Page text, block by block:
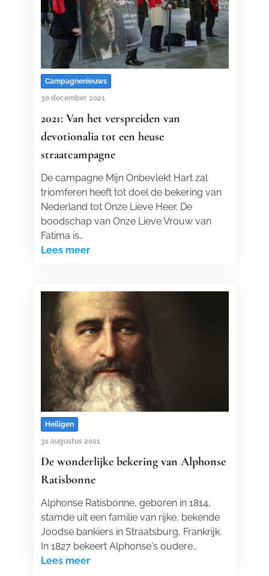
Campagnenieuws
30 december 2021
2021: Van het verspreiden van
devotionalia tot een heuse
straatcampagne
De campagne Mijn Onbevlekt Hart zal
triomferen heeft tot doel de bekering van
Nederland tot Onze Lieve Heer. De
boodschap van Onze Lieve Vrouw van
Fatima is…
Lees meer
Heiligen
31 augustus 2021
De wonderlijke bekering van Alphonse
Ratisbonne
Alphonse Ratisbonne, geboren in 1814,
stamde uit een familie van rijke, bekende
Joodse bankiers in Straatsburg, Frankrijk.
In 1827 bekeert Alphonse's oudere…
Lees meer